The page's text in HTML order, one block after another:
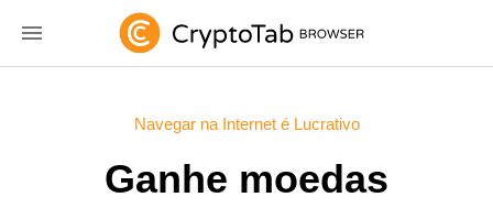
Navegar na Internet é Lucrativo
Ganhe moedas